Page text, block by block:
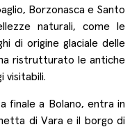
Borzonasca e Santo
naturali, come le
di origine glaciale delle
ristrutturato le antiche
visitabili.
finale a Bolano, entra in
di Vara e il borgo di